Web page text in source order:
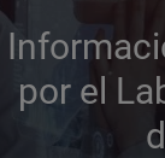
por el